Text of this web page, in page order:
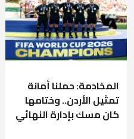
المخادمة: حملنا أمانة
تمثيل الأردن.. وختامها
كان مسك بإدارة النهائي